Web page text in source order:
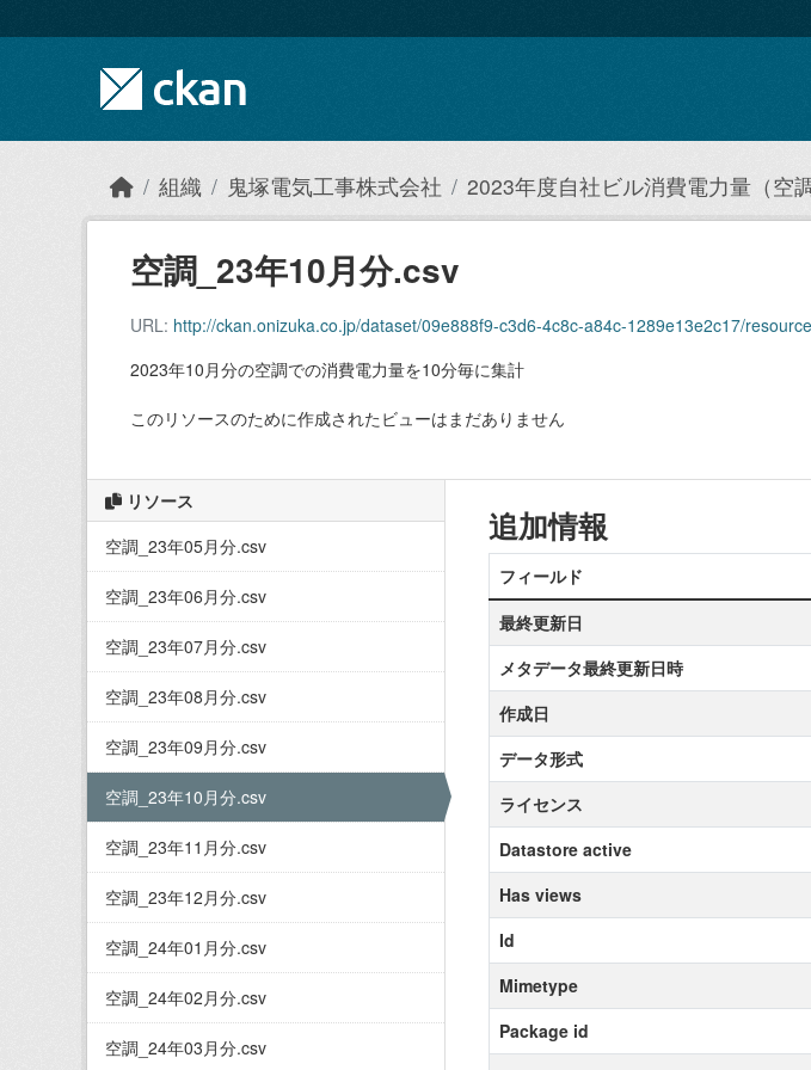
組織 鬼塚電気工事株式会社 2023年度自社ビル消費電力量（空調
空調_23年10月分.csv
URL: http://ckan.onizuka.co.jp/dataset/09e888f9-c3d6-4c8c-a84c-1289e13e2c17/
2023年10月分の空調での消費電力量を10分毎に集計
このリソースのために作成されたビューはまだありません
リソース
空調_23年05月分.csv
空調_23年06月分.csv
空調_23年07月分.csv
空調_23年08月分.csv
空調_23年09月分.csv
空調_23年10月分.csv
空調_23年11月分.csv
空調_23年12月分.csv
空調_24年01月分.csv
空調_24年02月分.csv
空調_24年03月分.csv
追加情報
フィールド
最終更新日
メタデータ最終更新日時
作成日
データ形式
ライセンス
Datastore active
Has views
Id
Mimetype
Package id